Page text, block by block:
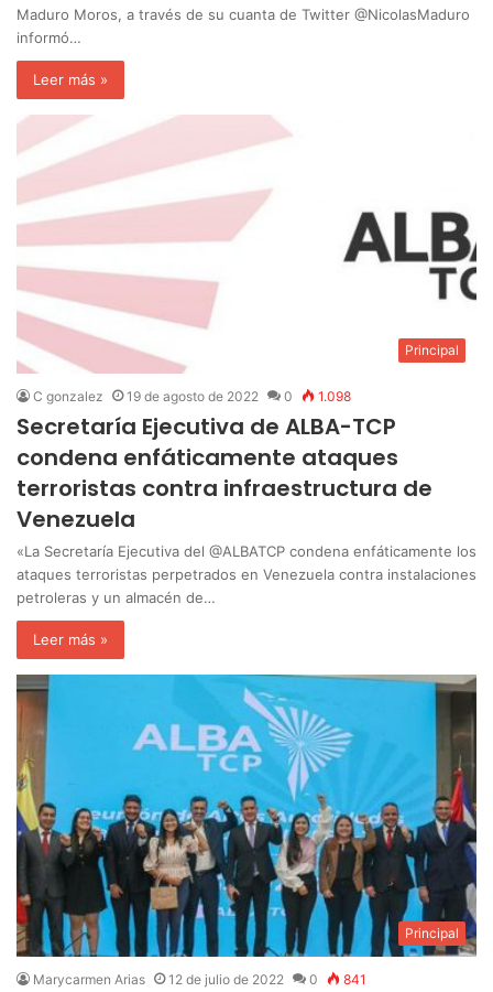
Maduro Moros, a través de su cuanta de Twitter @NicolasMaduro
informó…
Leer más »
Principal
C gonzalez 19 de agosto de 2022 0 1.098
Secretaría Ejecutiva de ALBA-TCP
condena enfáticamente ataques
terroristas contra infraestructura de
Venezuela
«La Secretaría Ejecutiva del @ALBATCP condena enfáticamente los
ataques terroristas perpetrados en Venezuela contra instalaciones
petroleras y un almacén de…
Leer más »
Principal
Marycarmen Arias 12 de julio de 2022 0 841